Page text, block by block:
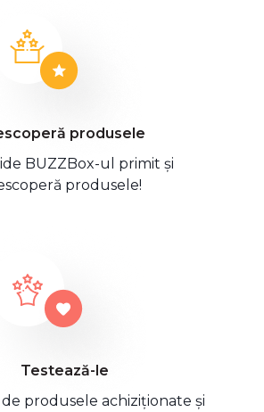
produsele
BUZZBox-ul primit și
produsele!
Testează-le
produsele achiziționate și